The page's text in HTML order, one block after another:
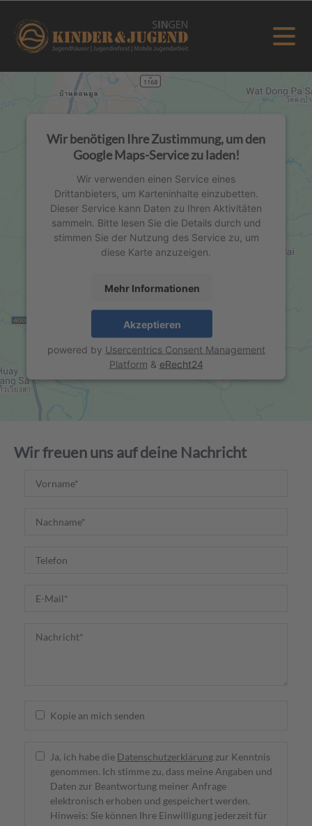
Wir benötigen Ihre Zustimmung, um den
Google Maps-Service zu laden!
Wir verwenden einen Service eines
Drittanbieters, um Karteninhalte einzubetten.
Dieser Service kann Daten zu Ihren Aktivitäten
sammeln. Bitte lesen Sie die Details durch und
stimmen Sie der Nutzung des Service zu, um
diese Karte anzuzeigen.
Mehr Informationen
Akzeptieren
powered by Usercentrics Consent Management
Platform & eRecht24
Wir freuen uns auf deine Nachricht
Kopie an mich senden
Ja, ich habe die Datenschutzerklärung zur Kenntnis
genommen. Ich stimme zu, dass meine Angaben und
Daten zur Beantwortung meiner Anfrage
elektronisch erhoben und gespeichert werden.
Hinweis: Sie können Ihre Einwilligung jederzeit für